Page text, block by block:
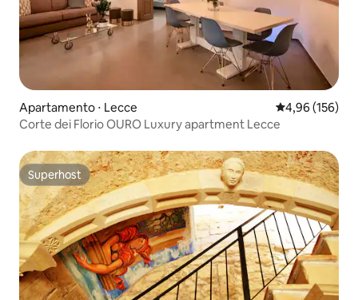
Apartamento ⋅ Lecce 4,96 de uma
4,96 (156)
Corte dei Florio OURO Luxury apartment Lecce
Superhost
Superhost